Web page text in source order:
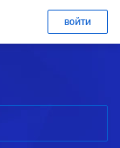
ВОЙТИ